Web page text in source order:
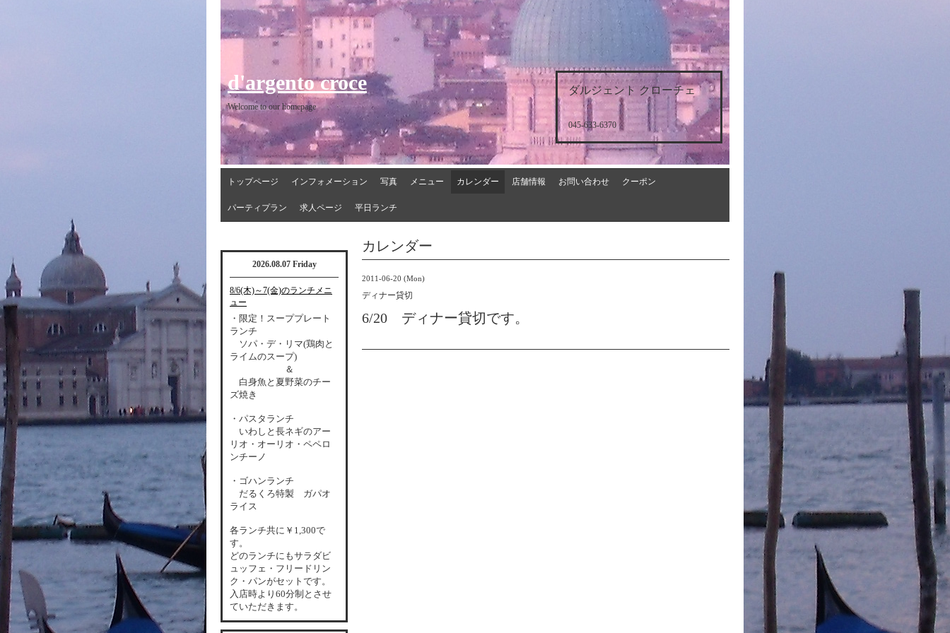
ダルジェント クローチェ
045-633-6370
d'argento croce
Welcome to our homepage
トップページ インフォメーション 写真 メニュー カレンダー 店舗情報 お問い合わせ クーポン
パーティプラン 求人ページ 平日ランチ
カレンダー
2011-06-20 (Mon)
ディナー貸切
6/20 ディナー貸切です。
2026.08.07 Friday
8/6(木)～7(金)のランチメニ
ュー
・限定！スーププレート
ランチ
ソパ・デ・リマ(鶏肉と
ライムのスープ)
＆
白身魚と夏野菜のチー
ズ焼き
・パスタランチ
いわしと長ネギのアー
リオ・オーリオ・ペペロ
ンチーノ
・ゴハンランチ
だるくろ特製 ガパオ
ライス
各ランチ共に￥1,300で
す。
どのランチにもサラダビ
ュッフェ・フリードリン
ク・パンがセットです。
入店時より60分制とさせ
ていただきます。